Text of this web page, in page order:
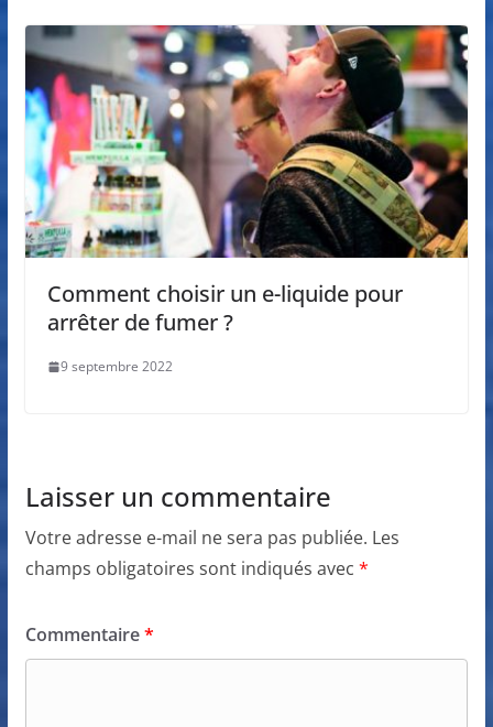
Comment choisir un e-liquide pour
arrêter de fumer ?
9 septembre 2022
Laisser un commentaire
Votre adresse e-mail ne sera pas publiée. Les
champs obligatoires sont indiqués avec *
Commentaire*